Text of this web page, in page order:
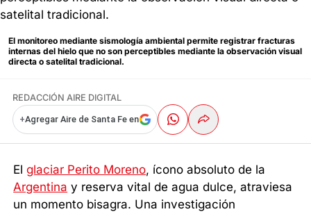
El monitoreo mediante sismología ambiental permite registrar fracturas
internas del hielo que no son perceptibles mediante la observación visual
directa o satelital tradicional.
REDACCIÓN AIRE DIGITAL
+Agregar Aire de Santa Fe en
Elglaciar Perito Moreno, ícono absoluto de la
Argentina y reserva vital de agua dulce, atraviesa
un momento bisagra. Una investigación